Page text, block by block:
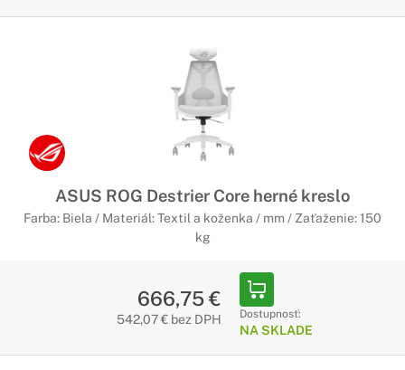
ASUS ROG Destrier Core herné kreslo
Farba: Biela / Materiál: Textil a koženka / mm / Zaťaženie: 150
kg
666,75 €
542,07 € bez DPH Dostupnosť:
NA SKLADE